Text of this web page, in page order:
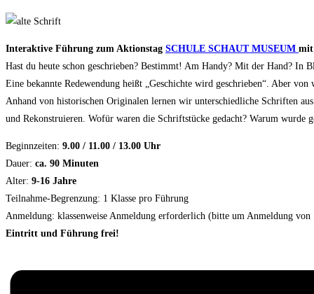
Interaktive Führung zum Aktionstag SCHULE SCHAUT MUSEUM mit
Hast du heute schon geschrieben? Bestimmt! Am Handy? Mit der Hand? In
Eine bekannte Redewendung heißt „Geschichte wird geschrieben“. Aber
Anhand von historischen Originalen lernen wir unterschiedliche Schriften
und Rekonstruieren. Wofür waren die Schriftstücke gedacht? Warum wurde
Beginnzeiten: 9.00 / 11.00 / 13.00 Uhr
Dauer: ca. 90 Minuten
Alter: 9-16 Jahre
Teilnahme-Begrenzung: 1 Klasse pro Führung
Anmeldung: klassenweise Anmeldung erforderlich (bitte um Anmeldung
Eintritt und Führung frei!